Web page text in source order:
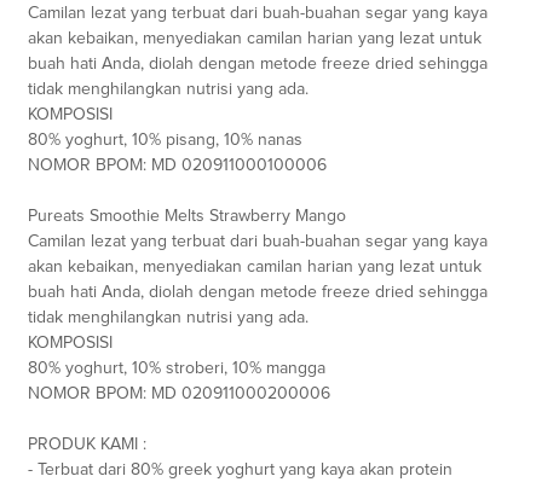
Camilan lezat yang terbuat dari buah-buahan segar yang kaya
akan kebaikan, menyediakan camilan harian yang lezat untuk
buah hati Anda, diolah dengan metode freeze dried sehingga
tidak menghilangkan nutrisi yang ada.
KOMPOSISI
80% yoghurt, 10% pisang, 10% nanas
NOMOR BPOM: MD 020911000100006
Pureats Smoothie Melts Strawberry Mango
Camilan lezat yang terbuat dari buah-buahan segar yang kaya
akan kebaikan, menyediakan camilan harian yang lezat untuk
buah hati Anda, diolah dengan metode freeze dried sehingga
tidak menghilangkan nutrisi yang ada.
KOMPOSISI
80% yoghurt, 10% stroberi, 10% mangga
NOMOR BPOM: MD 020911000200006
PRODUK KAMI :
- Terbuat dari 80% greek yoghurt yang kaya akan protein